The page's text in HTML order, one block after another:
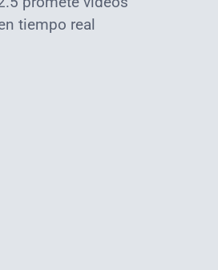
tiempo real